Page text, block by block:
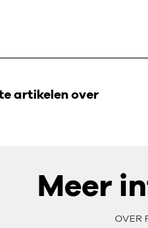
artikelen over
Meer
OVER